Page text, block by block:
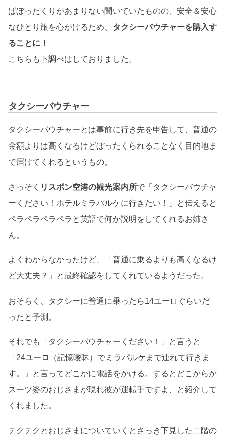
ばぼったくりがあまりない聞いていたものの、安全＆安心
なひとり旅を心がけるため、 タクシーバウチャーを購入す
ることに！
こちらも下調べはしておりました。
タクシーバウチャー
タクシーバウチャーとは事前に行き先を申告して、普通の
金額よりは高くなるけどぼったくられることなく目的地ま
で届けてくれるというもの。
さっそく リスボン空港の観光案内所で「タクシーバウチャ
ーください！ホテルミラパルケに行きたい！」と伝えると
ペラペラペラペラと英語で何か説明をしてくれるお姉さ
ん。
よくわからなかったけど、「普通に乗るよりも高くなるけ
ど大丈夫？」と最終確認をしてくれているようだった。
おそらく、タクシーに普通に乗ったら14ユーロぐらいだ
ったと予測。
それでも「タクシーバウチャーください！」と言うと
「24ユーロ（記憶曖昧）でミラパルケまで連れて行きま
す。」と言ってどこかに電話をかける。するとどこからか
スーツ姿のおじさまが現れ彼が運転手ですよ、と紹介して
くれました。
テクテクとおじさまについていくとさっき下見した二階の